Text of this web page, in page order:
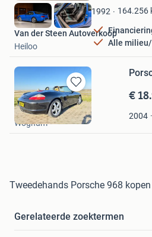
Favorieten1992 164.256
Alle
Van der Steen Autoverkoop
Heiloo
Bewaren
in
Mijn
Favorieten
€
2004
Rob
Wognum
Tweedehands Porsche 968 kopen
Gerelateerde zoektermen